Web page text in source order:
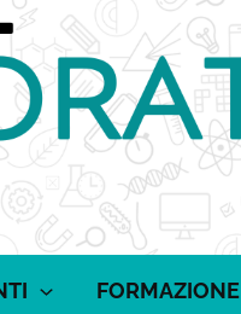
FORMAZIONE